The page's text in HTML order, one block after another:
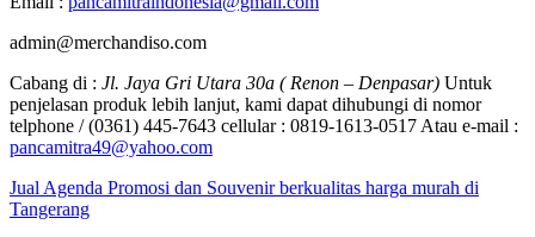
admin@merchandiso.com
Cabang di : Jl. Jaya Gri Utara 30a ( Renon – Denpasar) Untuk
penjelasan produk lebih lanjut, kami dapat dihubungi di nomor
telphone / (0361) 445-7643 cellular : 0819-1613-0517 Atau e-mail :
pancamitra49@yahoo.com
Jual Agenda Promosi dan Souvenir berkualitas harga murah di
Tangerang